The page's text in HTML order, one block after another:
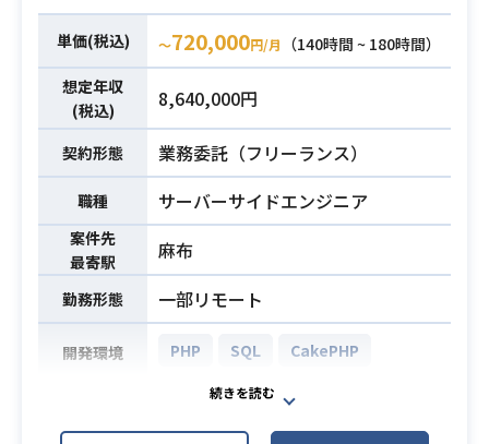
・toCサービスに関わりたい方
・高いレベル感の中でプロダクトの
成長を感じながら開発したい方
・Go言語での開発・運用経験1年以
上（PoCや社内向けサービスなどは
含めず2年以上）
・エンジニア経験5年以上
・GCPまたはAWS上での開発・運用
経験
詳細の情報については面談の際にお
話しさせていただきます！
【こんな人におすすめです】
・多数のプロジェクトを同時並行で
担当したご経験をお持ちの方
・フルリモートでの勤務をご希望さ
れる方
詳細の情報については面談の際にお
話しさせていただきます！
・PjMとしてのご経験3年以上
・システム保守及び運用フローの構
築経験
・要件定義のご経験
・大手企業/SIerなどでのWBSの作成
単価(税込) 〜720,000円/月
（140時間 ~ 180時間）
想定年収
(税込)
8,640,000円
契約形態 業務委託（フリーランス）
職種 サーバーサイドエンジニア
案件先
最寄駅
麻布
勤務形態 一部リモート
開発環境 PHP SQL CakePHP
海外向け中古自動車のECサイト（中
古車販売・輸出管理システム）にお